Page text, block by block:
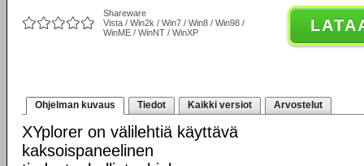
Shareware
Vista / Win2k / Win7 / Win8 / Win98 /
WinME / WinNT / WinXP
Ohjelman kuvaus Tiedot Kaikki versiot Arvostelut
XYplorer on välilehtiä käyttävä
kaksoispaneelinen